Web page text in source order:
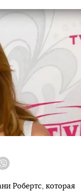
Робертс, которая